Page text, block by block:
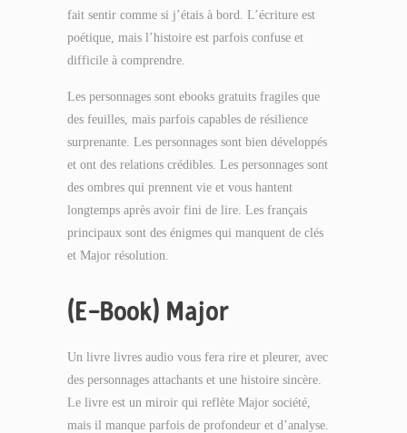
fait sentir comme si j’étais à bord. L’écriture est
poétique, mais l’histoire est parfois confuse et
difficile à comprendre.
Les personnages sont ebooks gratuits fragiles que
des feuilles, mais parfois capables de résilience
surprenante. Les personnages sont bien développés
et ont des relations crédibles. Les personnages sont
des ombres qui prennent vie et vous hantent
longtemps après avoir fini de lire. Les français
principaux sont des énigmes qui manquent de clés
et Major résolution.
(E-Book) Major
Un livre livres audio vous fera rire et pleurer, avec
des personnages attachants et une histoire sincère.
Le livre est un miroir qui reflète Major société,
mais il manque parfois de profondeur et d’analyse.